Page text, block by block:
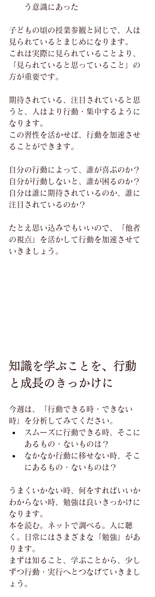
う意識にあった
子どもの頃の授業参観と同じで、人は
見られているとまじめになります。
これは実際に見られていることより、
「見られていると思っていること」の
方が重要です。
期待されている、注目されていると思
うと、人はより行動・集中するように
なります。
この習性を活かせば、行動を加速させ
ることができます。
自分の行動によって、誰が喜ぶのか？
自分が行動しないと、誰が困るのか？
自分は誰に期待されているのか、誰に
注目されているのか？
たとえ思い込みでもいいので、「他者
の視点」を活かして行動を加速させて
いきましょう。
知識を学ぶことを、行動
と成長のきっかけに
今週は、「行動できる時・できない
時」を分析してみてください。
スムーズに行動できる時、そこに
あるもの・ないものは？
なかなか行動に移せない時、そこ
にあるもの・ないものは？
うまくいかない時、何をすればいいか
わからない時、勉強は良いきっかけに
なります。
本を読む。ネットで調べる。人に聴
く。日常にはさまざまな「勉強」があ
ります。
まずは知ること、学ぶことから、少し
ずつ行動・実行へとつなげていきまし
ょう。